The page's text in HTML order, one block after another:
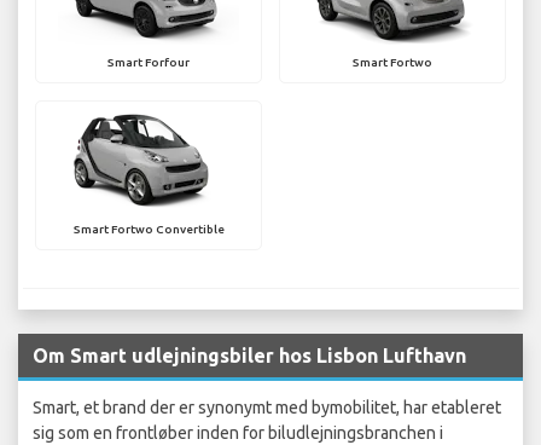
Smart Forfour Smart Fortwo
Smart Fortwo Convertible
Om Smart udlejningsbiler hos Lisbon Lufthavn
Smart, et brand der er synonymt med bymobilitet, har etableret
sig som en frontløber inden for biludlejningsbranchen i